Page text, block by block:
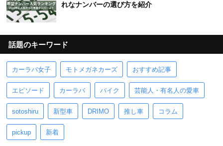
れなナンバーの選び方を紹介
話題のキーワード
カーラバ女子 モトメガネカーズ おすすめ記事
エピソード カーラバ バイク 芸能人・有名人の愛車
sotoshiru 新型車 DRIMO 推し車 コラム
pickup 新着